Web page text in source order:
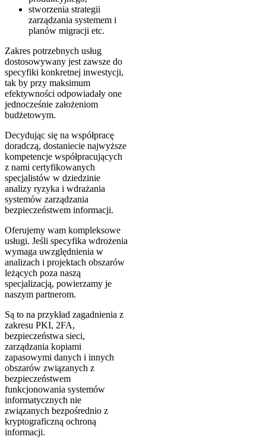
stworzenia strategii
zarządzania systemem i
planów migracji etc.
Zakres potrzebnych usług
dostosowywany jest zawsze do
specyfiki konkretnej inwestycji,
tak by przy maksimum
efektywności odpowiadały one
jednocześnie założeniom
budżetowym.
Decydując się na współpracę
doradczą, dostaniecie najwyższe
kompetencje współpracujących
z nami certyfikowanych
specjalistów w dziedzinie
analizy ryzyka i wdrażania
systemów zarządzania
bezpieczeństwem informacji.
Oferujemy wam kompleksowe
usługi. Jeśli specyfika wdrożenia
wymaga uwzględnienia w
analizach i projektach obszarów
leżących poza naszą
specjalizacją, powierzamy je
naszym partnerom.
Są to na przykład zagadnienia z
zakresu PKI, 2FA,
bezpieczeństwa sieci,
zarządzania kopiami
zapasowymi danych i innych
obszarów związanych z
bezpieczeństwem
funkcjonowania systemów
informatycznych nie
związanych bezpośrednio z
kryptograficzną ochroną
informacji.